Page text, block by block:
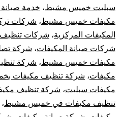
سبليت خميس مشيط، خدمة صيانة
مكيفات خميس مشيط، شركات
المكيفات المركزية، شركات
شركات صيانة المكيفات، شركة
مكيفات خميس مشيط، شركة
مكيفات، شركة تنظيف مكيفات
مكيفات سبليت، شركة تنظيف
تنظيف مكيفات في خميس مشيط،